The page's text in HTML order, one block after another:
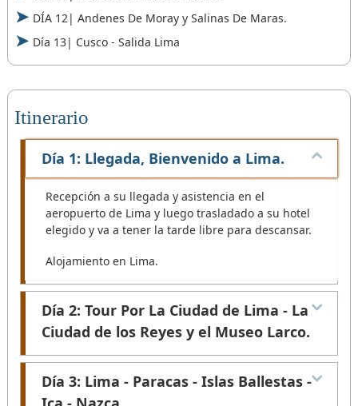
DÍA 12| Andenes De Moray y Salinas De Maras.
Día 13| Cusco - Salida Lima
Itinerario
Día 1: Llegada, Bienvenido a Lima.
Recepción a su llegada y asistencia en el
aeropuerto de Lima y luego trasladado a su hotel
elegido y va a tener la tarde libre para descansar.
Alojamiento en Lima.
Día 2: Tour Por La Ciudad de Lima - La
Ciudad de los Reyes y el Museo Larco.
de Lima, vamos a empezar la visita por los
Día 3: Lima - Paracas - Islas Ballestas -